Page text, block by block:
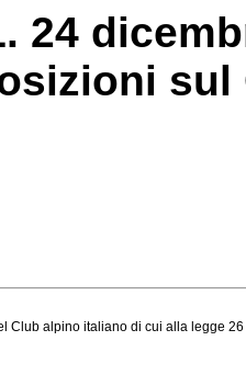
24
alpino italiano di cui alla legge